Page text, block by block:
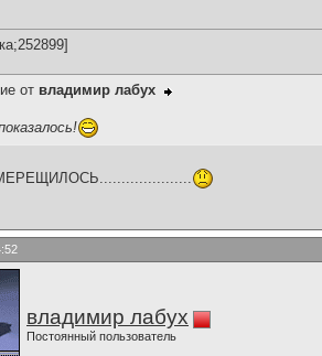
от владимир лабух
владимир лабух
Постоянный пользователь